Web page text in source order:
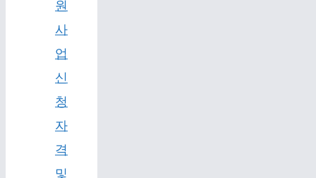
원
사
업
신
청
자
격
및